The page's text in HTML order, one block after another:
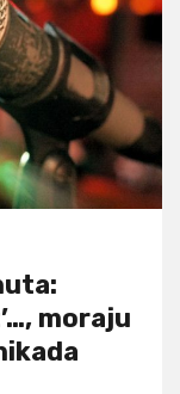
moraju